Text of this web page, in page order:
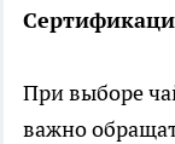
При выборе
важно